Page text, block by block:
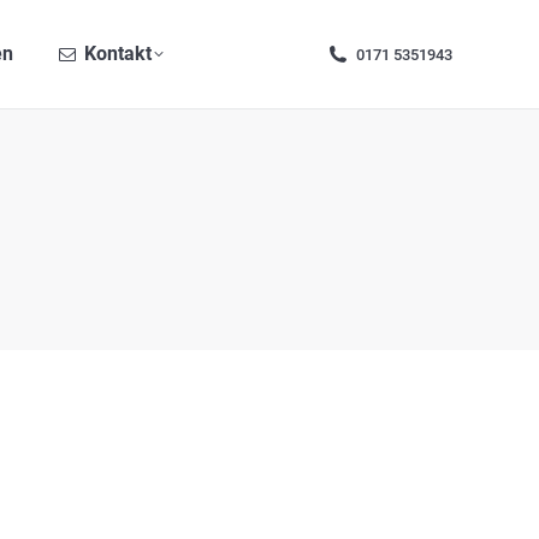
Kontakt 0171 5351943